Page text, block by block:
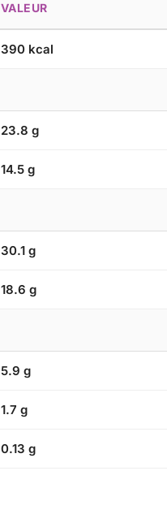
VALEUR
390 kcal
23.8 g
14.5 g
30.1 g
18.6 g
5.9 g
1.7 g
0.13 g